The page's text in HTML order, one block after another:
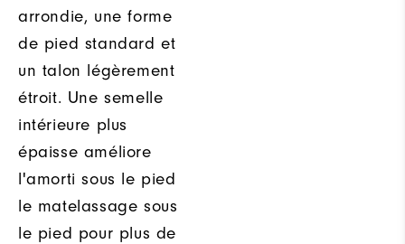
arrondie, une forme
de pied standard et
un talon légèrement
étroit. Une semelle
intérieure plus
épaisse améliore
l'amorti sous le pied
le matelassage sous
le pied pour plus de